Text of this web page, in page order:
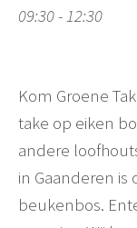
09:30 - 12:30
Kom Groene
take op eiken
andere
in Gaanderen is
beukenbos.